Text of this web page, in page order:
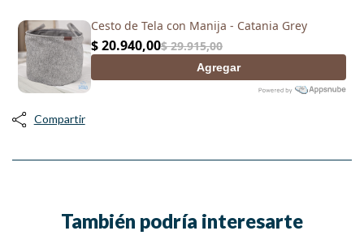
Compartir
También podría interesarte